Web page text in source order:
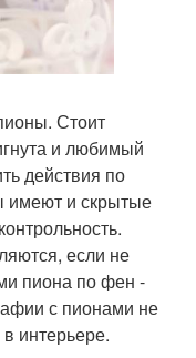
Стоит
и любимый
действия по
имеют и скрытые
если не
пиона по фен -
с пионами не
интерьере.